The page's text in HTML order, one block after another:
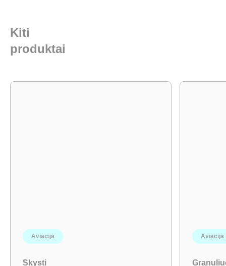
Kiti
produktai
Aviacija
Skysti
Aviacija